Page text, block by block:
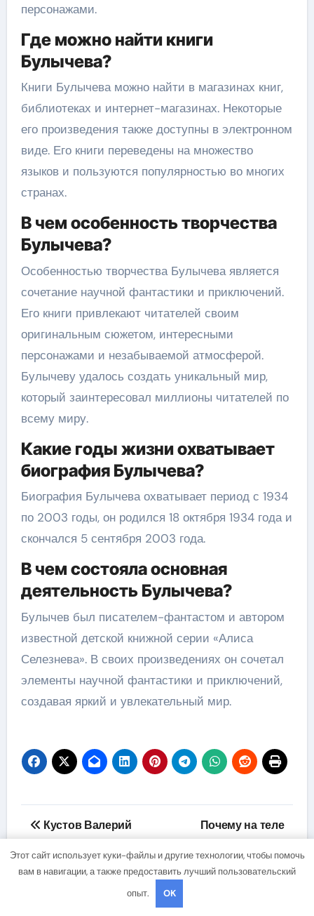
персонажами.
Где можно найти книги
Булычева?
Книги Булычева можно найти в магазинах книг,
библиотеках и интернет-магазинах. Некоторые
его произведения также доступны в электронном
виде. Его книги переведены на множество
языков и пользуются популярностью во многих
странах.
В чем особенность творчества
Булычева?
Особенностью творчества Булычева является
сочетание научной фантастики и приключений.
Его книги привлекают читателей своим
оригинальным сюжетом, интересными
персонажами и незабываемой атмосферой.
Булычеву удалось создать уникальный мир,
который заинтересовал миллионы читателей по
всему миру.
Какие годы жизни охватывает
биография Булычева?
Биография Булычева охватывает период с 1934
по 2003 годы, он родился 18 октября 1934 года и
скончался 5 сентября 2003 года.
В чем состояла основная
деятельность Булычева?
Булычев был писателем-фантастом и автором
известной детской книжной серии «Алиса
Селезнева». В своих произведениях он сочетал
элементы научной фантастики и приключений,
создавая яркий и увлекательный мир.
Навигация
по
записям
Кустов Валерий
талантливый и
успешный писатель,
Почему на теле
фурункулы и методы
Этот сайт использует куки-файлы и другие технологии, чтобы помочь
вам в навигации, а также предоставить лучший пользовательский
опыт.
OK